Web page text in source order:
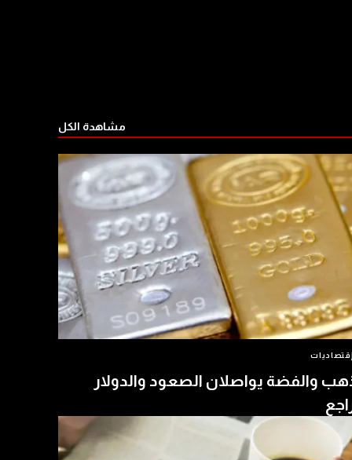
مشاهدة الكل
إقتصاديات
والفضة يواصلان الصعود والدولار